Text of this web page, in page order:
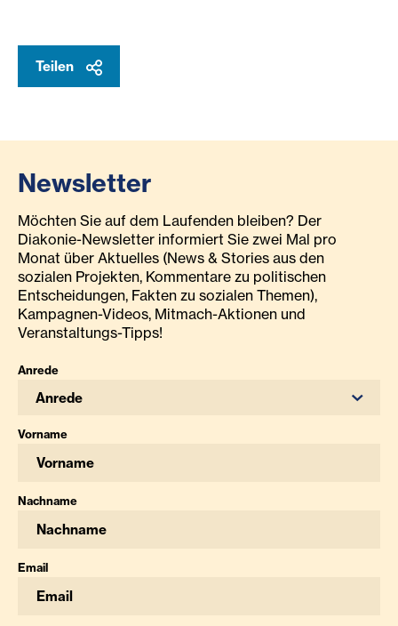
Teilen
Newsletter
Möchten Sie auf dem Laufenden bleiben? Der
Diakonie-Newsletter informiert Sie zwei Mal pro
Monat über Aktuelles (News & Stories aus den
sozialen Projekten, Kommentare zu politischen
Entscheidungen, Fakten zu sozialen Themen),
Kampagnen-Videos, Mitmach-Aktionen und
Veranstaltungs-Tipps!
Anrede
Anrede
Vorname
Nachname
Email